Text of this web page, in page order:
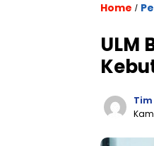
Home /
ULM